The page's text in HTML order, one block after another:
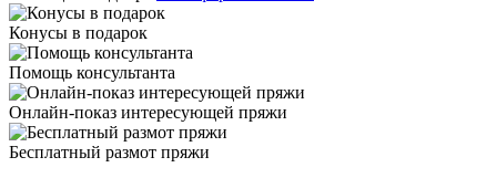
Конусы в подарок
Помощь консультанта
Онлайн-показ интересующей пряжи
Бесплатный размот пряжи